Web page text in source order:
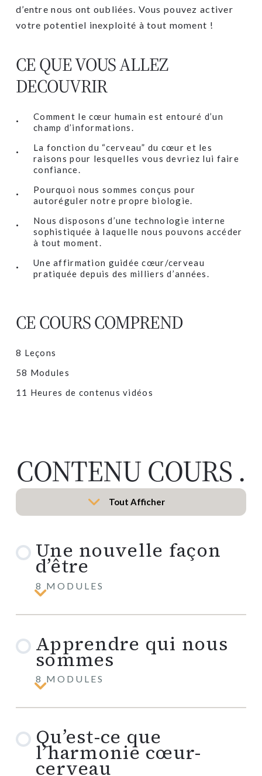
d’entre nous ont oubliées. Vous pouvez activer
votre potentiel inexploité à tout moment !
CE QUE VOUS ALLEZ
DECOUVRIR
Comment le cœur humain est entouré d’un
champ d’informations.
La fonction du “cerveau” du cœur et les
raisons pour lesquelles vous devriez lui faire
confiance.
Pourquoi nous sommes conçus pour
autoréguler notre propre biologie.
Nous disposons d’une technologie interne
sophistiquée à laquelle nous pouvons accéder
à tout moment.
Une affirmation guidée cœur/cerveau
pratiquée depuis des milliers d’années.
CE COURS COMPREND
8 Leçons
58 Modules
11 Heures de contenus vidéos
CONTENU COURS .
Tout Afficher
Leçons
Une nouvelle façon
d’être
8 MODULES
Une
façon
Apprendre qui nous
sommes
8 MODULES
Apprendre
nous
Qu’est-ce que
l’harmonie cœur-
cerveau